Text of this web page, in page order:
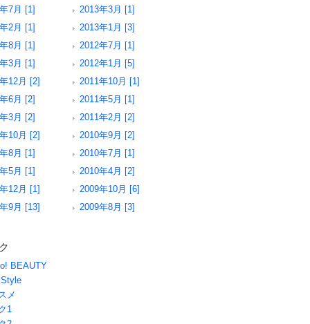
7月 [1]
2013年3月 [1]
2月 [1]
2013年1月 [3]
8月 [1]
2012年7月 [1]
3月 [1]
2012年1月 [5]
12月 [2]
2011年10月 [1]
6月 [2]
2011年5月 [1]
3月 [2]
2011年2月 [2]
10月 [2]
2010年9月 [2]
8月 [1]
2010年7月 [1]
5月 [1]
2010年4月 [2]
12月 [1]
2009年10月 [6]
9月 [13]
2009年8月 [3]
BEAUTY
メ
1